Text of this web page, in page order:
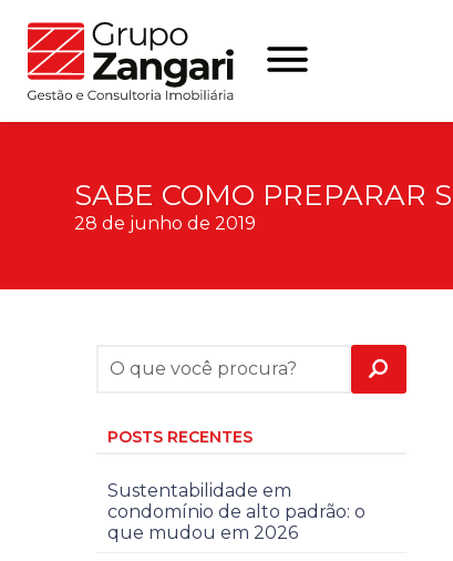
SABE COMO PREPARAR
28 de junho de 2019
POSTS RECENTES
Sustentabilidade em
condomínio de alto padrão: o
que mudou em 2026